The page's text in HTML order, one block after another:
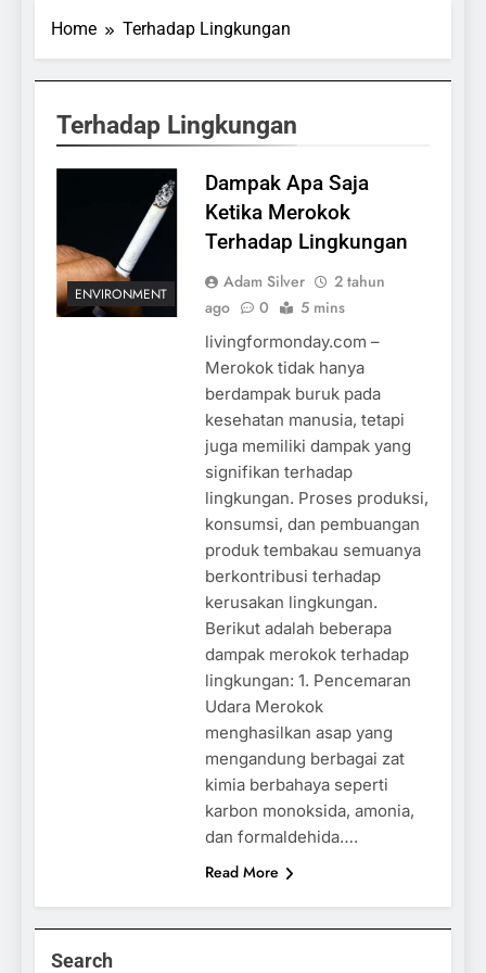
Home Terhadap Lingkungan
Terhadap Lingkungan
ENVIRONMENT
Dampak Apa Saja
Ketika Merokok
Terhadap Lingkungan
Adam Silver
2 tahun
ago
0 5 mins
livingformonday.com –
Merokok tidak hanya
berdampak buruk pada
kesehatan manusia, tetapi
juga memiliki dampak yang
signifikan terhadap
lingkungan. Proses produksi,
konsumsi, dan pembuangan
produk tembakau semuanya
berkontribusi terhadap
kerusakan lingkungan.
Berikut adalah beberapa
dampak merokok terhadap
lingkungan: 1. Pencemaran
Udara Merokok
menghasilkan asap yang
mengandung berbagai zat
kimia berbahaya seperti
karbon monoksida, amonia,
dan formaldehida….
Read More
Search